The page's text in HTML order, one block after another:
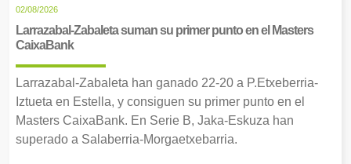
02/08/2026
Larrazabal-Zabaleta suman su primer punto en el Masters
CaixaBank
Larrazabal-Zabaleta han ganado 22-20 a P.Etxeberria-
Iztueta en Estella, y consiguen su primer punto en el
Masters CaixaBank. En Serie B, Jaka-Eskuza han
superado a Salaberria-Morgaetxebarria.